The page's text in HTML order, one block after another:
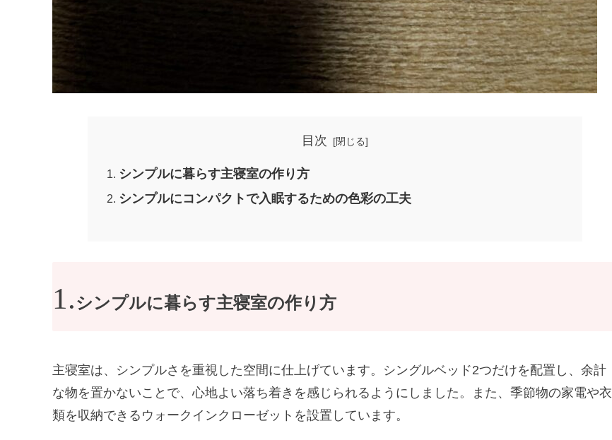
目次
シンプルに暮らす主寝室の作り方
シンプルにコンパクトで入眠するための色彩の工夫
シンプルに暮らす主寝室の作り方
主寝室は、シンプルさを重視した空間に仕上げています。シングルベッド2つだけを配置し、余計
な物を置かないことで、心地よい落ち着きを感じられるようにしました。また、季節物の家電や衣
類を収納できるウォークインクローゼットを設置しています。